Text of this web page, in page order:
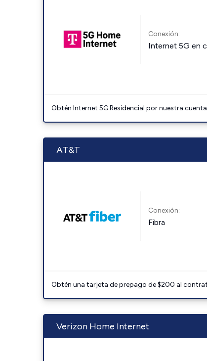
Conexión:
Internet 5G en
Obtén Internet 5G Residencial por nuestra
AT&T
Conexión:
Fibra
Obtén una tarjeta de prepago de $200 al
Verizon Home Internet